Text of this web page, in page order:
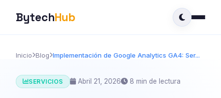
BytechHub
Inicio Blog Implementación de Google Analytics GA4: Ser...
SERVICIOS Abril 21, 2026 8 min de lectura